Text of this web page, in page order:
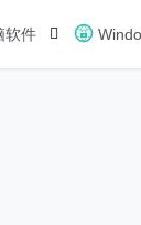
软件